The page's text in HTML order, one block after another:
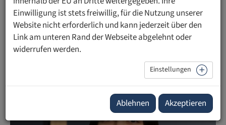
Einwilligung ist stets freiwillig, für die Nutzung unserer
Website nicht erforderlich und kann jederzeit über den
Link am unteren Rand der Webseite abgelehnt oder
widerrufen werden.
Einstellungen
Ablehnen Akzeptieren